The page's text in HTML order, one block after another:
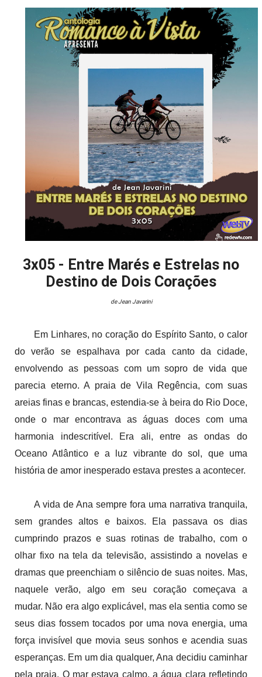
3x05 - Entre Marés e Estrelas no
Destino de Dois Corações
deJean Javarini
Em Linhares, no coração do Espírito Santo, o calor
do verão se espalhava por cada canto da cidade,
envolvendo as pessoas com um sopro de vida que
parecia eterno. A praia de Vila Regência, com suas
areias finas e brancas, estendia-se à beira do Rio Doce,
onde o mar encontrava as águas doces com uma
harmonia indescritível. Era ali, entre as ondas do
Oceano Atlântico e a luz vibrante do sol, que uma
história de amor inesperado estava prestes a acontecer.
A vida de Ana sempre fora uma narrativa tranquila,
sem grandes altos e baixos. Ela passava os dias
cumprindo prazos e suas rotinas de trabalho, com o
olhar fixo na tela da televisão, assistindo a novelas e
dramas que preenchiam o silêncio de suas noites. Mas,
naquele verão, algo em seu coração começava a
mudar. Não era algo explicável, mas ela sentia como se
seus dias fossem tocados por uma nova energia, uma
força invisível que movia seus sonhos e acendia suas
esperanças. Em um dia qualquer, Ana decidiu caminhar
pela praia. O mar estava calmo, a água clara refletindo